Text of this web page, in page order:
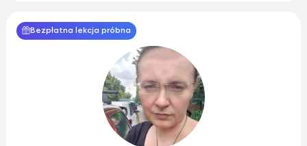
Bezpłatna lekcja próbna